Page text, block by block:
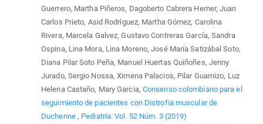
Guerrero, Martha Piñeros, Dagoberto Cabrera Hemer, Juan
Carlos Prieto, Asid Rodríguez, Martha Gómez, Carolina
Rivera, Marcela Galvez, Gustavo Contreras García, Sandra
Ospina, Lina Mora, Lina Moreno, José María Satizábal Soto,
Diana Pilar Soto Peña, Manuel Huertas Quiñoñes, Jenny
Jurado, Sergio Nossa, Ximena Palacios, Pilar Guarnizo, Luz
Helena Castaño, Mary Garcia, Consenso colombiano para el
seguimiento de pacientes con Distrofia muscular de
Duchenne , Pediatría: Vol. 52 Núm. 3 (2019)